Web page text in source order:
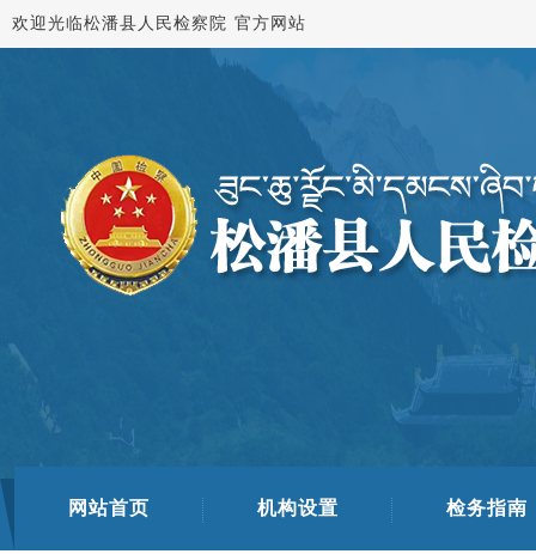
欢迎光临松潘县人民检察院 官方网站
网站首页 机构设置 检务指南